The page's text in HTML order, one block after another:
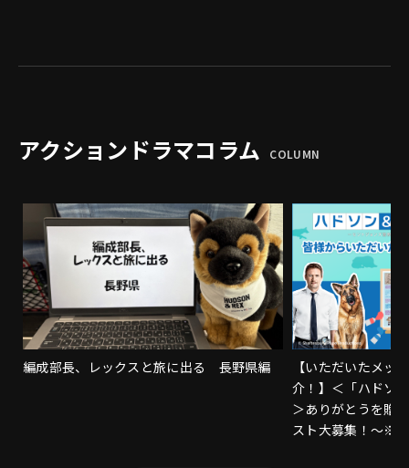
アクションドラマコラム COLUMN
編成部長、レックスと旅に出る 長野県編
【いただいたメッ
介！】＜「ハドソ
＞ありがとうを贈
スト大募集！～※